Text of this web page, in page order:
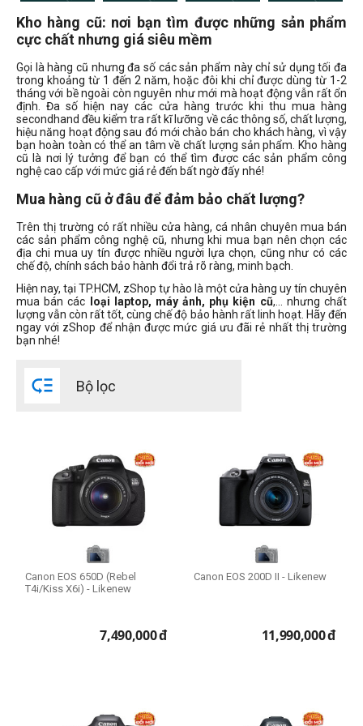
Dòng máy ảnh
Canon DSLR
Canon M
Canon R
Nikon DSLR
Nikon Z
Đời Mac
2010
2022
2023
2021
2017
2016
2015
2014
expand_more HIỂN THỊ TẤT CẢ (13)
CPU Mac
Intel Core i3
Kho hàng cũ: nơi bạn tìm được những sản phẩm
cực chất nhưng giá siêu mềm
Gọi là hàng cũ nhưng đa số các sản phẩm này chỉ sử dụng tối đa
trong khoảng từ 1 đến 2 năm, hoặc đôi khi chỉ được dùng từ 1-2
tháng với bề ngoài còn nguyên như mới mà hoạt động vẫn rất ổn
định. Đa số hiện nay các cửa hàng trước khi thu mua hàng
secondhand đều kiểm tra rất kĩ lưỡng về các thông số, chất lượng,
hiệu năng hoạt động sau đó mới chào bán cho khách hàng, vì vậy
bạn hoàn toàn có thể an tâm về chất lượng sản phẩm. Kho hàng
cũ là nơi lý tưởng để bạn có thể tìm được các sản phẩm công
nghệ cao cấp với mức giá rẻ đến bất ngờ đấy nhé!
Mua hàng cũ ở đâu để đảm bảo chất lượng?
Trên thị trường có rất nhiều cửa hàng, cá nhân chuyên mua bán
các sản phẩm công nghệ cũ, nhưng khi mua bạn nên chọn các
địa chi mua uy tín được nhiều người lựa chọn, cũng như có các
chế độ, chính sách bảo hành đổi trả rõ ràng, minh bạch.
Hiện nay, tại TP.HCM, zShop tự hào là một cửa hàng uy tín chuyên
mua bán các
loại laptop, máy ảnh, phụ kiện cũ,… nhưng chất
lượng vẫn còn rất tốt, cùng chế độ bảo hành rất linh hoạt. Hãy đến
ngay với zShop để nhận được mức giá ưu đãi rẻ nhất thị trường
bạn nhé!
 Bộ lọc
Canon EOS 650D (Rebel
T4i/Kiss X6i) - Likenew
7,490,000đ
Canon EOS 200D II - Likenew
11,990,000đ